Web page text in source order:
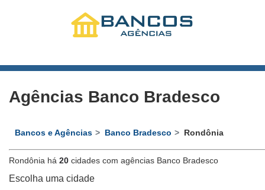
Agências Banco Bradesco
Bancos e Agências Banco Bradesco Rondônia
Rondônia há 20 cidades com agências Banco Bradesco
Escolha uma cidade